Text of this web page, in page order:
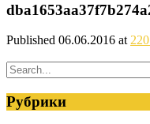
Published 06.06.2016 at
Рубрики